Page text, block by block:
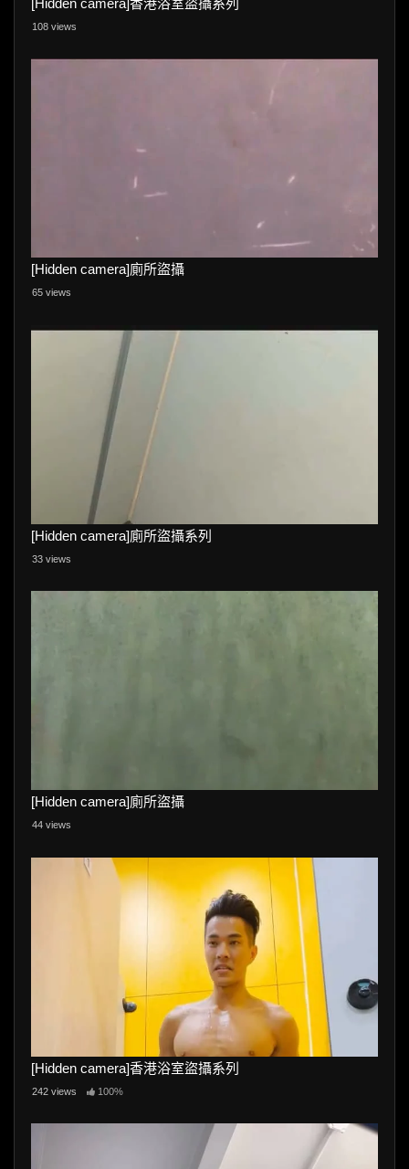
108 views
[Hidden camera]廁所盜攝
65 views
[Hidden camera]廁所盜攝系列
33 views
[Hidden camera]廁所盜攝
44 views
[Hidden camera]香港浴室盜攝系列
242 views 100%